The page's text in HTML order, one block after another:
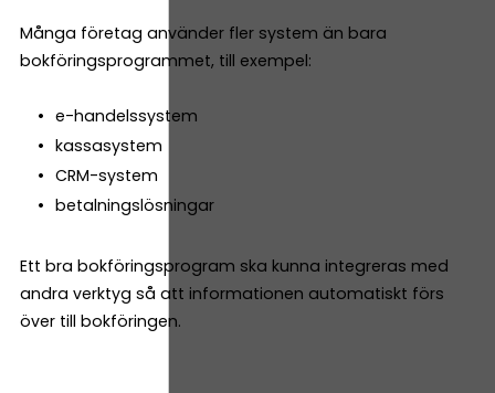
Många företag använder fler system än bara
bokföringsprogrammet, till exempel:
e-handelssystem
kassasystem
CRM-system
betalningslösningar
Ett bra bokföringsprogram ska kunna integreras med
andra verktyg så att informationen automatiskt förs
över till bokföringen.